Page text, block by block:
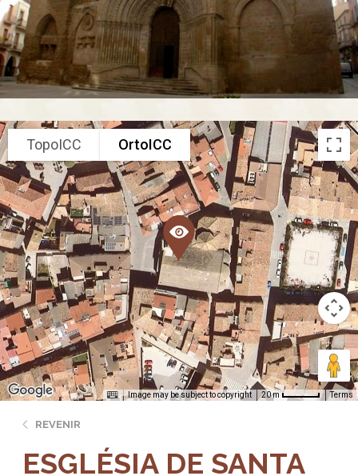
TopoICC OrtoICC
Image may be subject to copyright 20 m Terms
REVENIR
ESGLÉSIA DE SANTA